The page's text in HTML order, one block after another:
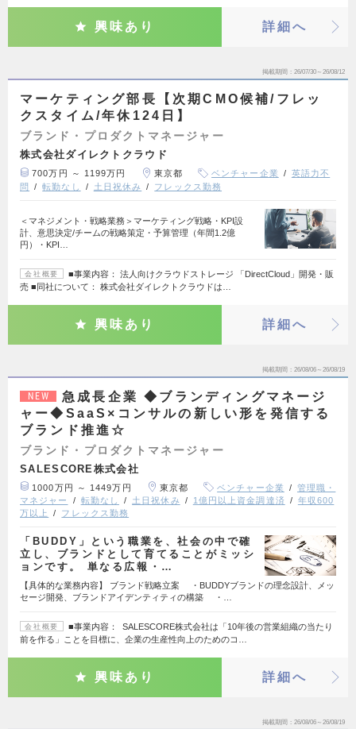
興味あり 詳細へ
掲載期間 26/07/30～26/08/12
マーケティング部長【次期CMO候補/フレッ
クスタイム/年休124日】
ブランド・プロダクトマネージャー
株式会社ダイレクトクラウド
700万円 ～ 1199万円 東京都 ベンチャー企業
英語力不
問
転勤なし 土日祝休み フレックス勤務
＜マネジメント・戦略業務＞マーケティング戦略・KPI設
計、意思決定/チームの戦略策定・予算管理（年間1.2億
円）・KPI…
会社概要
■事業内容： 法人向けクラウドストレージ 「DirectCloud」開発・販
売 ■同社について： 株式会社ダイレクトクラウドは…
興味あり 詳細へ
掲載期間 26/08/06～26/08/19
NEW
急成長企業 ◆ブランディングマネージ
ャー◆SaaS×コンサルの新しい形を発信する
ブランド推進☆
ブランド・プロダクトマネージャー
SALESCORE株式会社
1000万円 ～ 1449万円 東京都 ベンチャー企業
管理職・
マネジャー
転勤なし 土日祝休み 1億円以上資金調達済
年収600
万以上
フレックス勤務
「BUDDY」という職業を、社会の中で確
立し、ブランドとして育てることがミッシ
ョンです。 単なる広報・…
【具体的な業務内容】 ブランド戦略立案 ・BUDDYブランドの理念設計、メッ
セージ開発、ブランドアイデンティティの構築 ・…
会社概要
■事業内容： SALESCORE株式会社は「10年後の営業組織の当たり
前を作る」ことを目標に、企業の生産性向上のためのコ…
興味あり 詳細へ
掲載期間 26/08/06～26/08/19